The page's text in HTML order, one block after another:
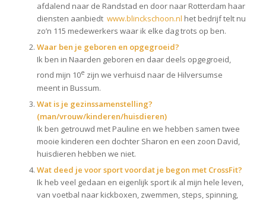
afdalend naar de Randstad en door naar Rotterdam haar
diensten aanbiedt www.blinckschoon.nl het bedrijf telt nu
zo’n 115 medewerkers waar ik elke dag trots op ben.
Waar ben je geboren en opgegroeid?
Ik ben in Naarden geboren en daar deels opgegroeid,
rond mijn 10e zijn we verhuisd naar de Hilversumse
meent in Bussum.
Wat is je gezinssamenstelling?
(man/vrouw/kinderen/huisdieren)
Ik ben getrouwd met Pauline en we hebben samen twee
mooie kinderen een dochter Sharon en een zoon David,
huisdieren hebben we niet.
Wat deed je voor sport voordat je begon met CrossFit?
Ik heb veel gedaan en eigenlijk sport ik al mijn hele leven,
van voetbal naar kickboxen, zwemmen, steps, spinning,